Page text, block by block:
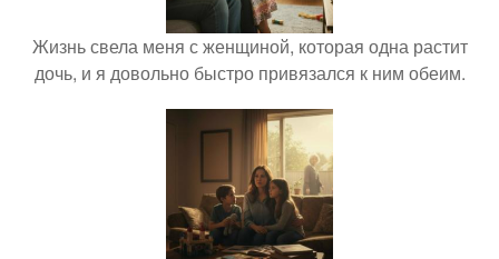
Жизнь свела меня с женщиной, которая одна растит
дочь, и я довольно быстро привязался к ним обеим.